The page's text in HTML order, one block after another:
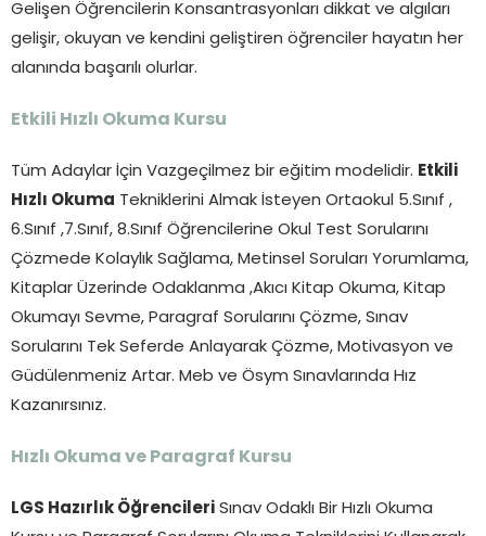
Gelişen Öğrencilerin Konsantrasyonları dikkat ve algıları
gelişir, okuyan ve kendini geliştiren öğrenciler hayatın her
alanında başarılı olurlar.
Etkili Hızlı Okuma Kursu
Tüm Adaylar İçin Vazgeçilmez bir eğitim modelidir. Etkili
Hızlı Okuma Tekniklerini Almak İsteyen Ortaokul 5.Sınıf ,
6.Sınıf ,7.Sınıf, 8.Sınıf Öğrencilerine Okul Test Sorularını
Çözmede Kolaylık Sağlama, Metinsel Soruları Yorumlama,
Kitaplar Üzerinde Odaklanma ,Akıcı Kitap Okuma, Kitap
Okumayı Sevme, Paragraf Sorularını Çözme, Sınav
Sorularını Tek Seferde Anlayarak Çözme, Motivasyon ve
Güdülenmeniz Artar. Meb ve Ösym Sınavlarında Hız
Kazanırsınız.
Hızlı Okuma ve Paragraf Kursu
LGS Hazırlık Öğrencileri Sınav Odaklı Bir Hızlı Okuma